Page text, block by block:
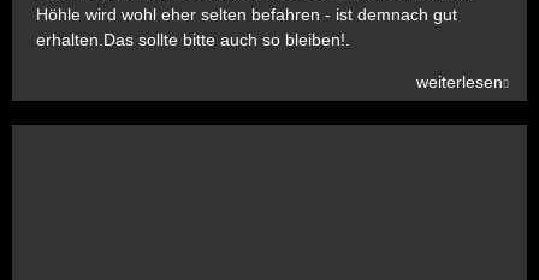
Höhle wird wohl eher selten befahren - ist demnach gut
erhalten.Das sollte bitte auch so bleiben!.
weiterlesen